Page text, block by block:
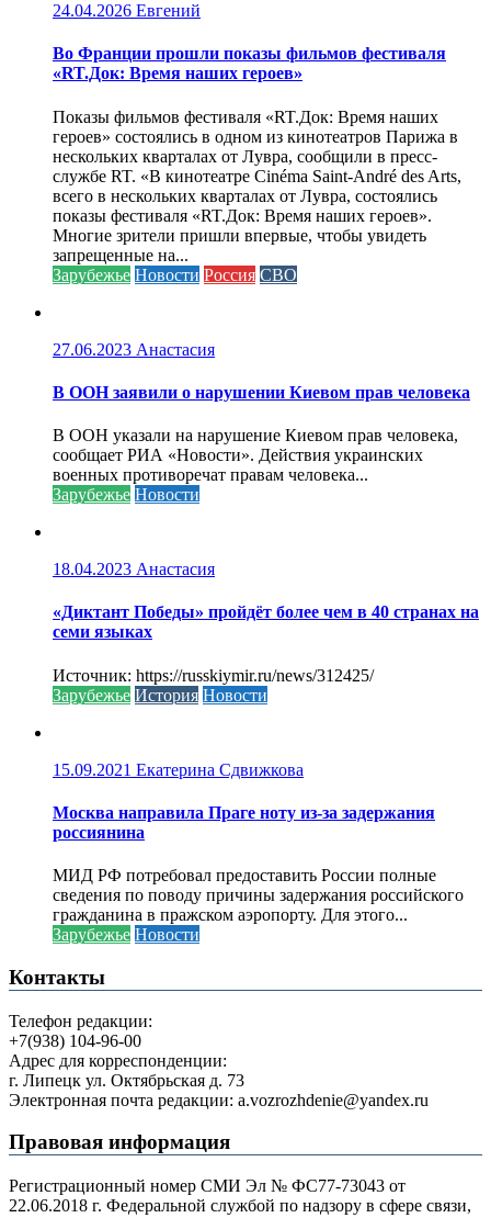
24.04.2026 Евгений
Во Франции прошли показы фильмов фестиваля
«RT.Док: Время наших героев»
Показы фильмов фестиваля «RT.Док: Время наших
героев» состоялись в одном из кинотеатров Парижа в
нескольких кварталах от Лувра, сообщили в пресс-
службе RT. «В кинотеатре Cinéma Saint-André des Arts,
всего в нескольких кварталах от Лувра, состоялись
показы фестиваля «RT.Док: Время наших героев».
Многие зрители пришли впервые, чтобы увидеть
запрещенные на...
Зарубежье Новости Россия СВО
27.06.2023 Анастасия
В ООН заявили о нарушении Киевом прав человека
В ООН указали на нарушение Киевом прав человека,
сообщает РИА «Новости». Действия украинских
военных противоречат правам человека...
Зарубежье Новости
18.04.2023 Анастасия
«Диктант Победы» пройдёт более чем в 40 странах на
семи языках
Источник: https://russkiymir.ru/news/312425/
Зарубежье История Новости
15.09.2021 Екатерина Сдвижкова
Москва направила Праге ноту из-за задержания
россиянина
МИД РФ потребовал предоставить России полные
сведения по поводу причины задержания российского
гражданина в пражском аэропорту. Для этого...
Зарубежье Новости
Контакты
Телефон редакции:
+7(938) 104-96-00
Адрес для корреспонденции:
г. Липецк ул. Октябрьская д. 73
Электронная почта редакции: a.vozrozhdenie@yandex.ru
Правовая информация
Регистрационный номер СМИ Эл № ФС77-73043 от
22.06.2018 г. Федеральной службой по надзору в сфере связи,